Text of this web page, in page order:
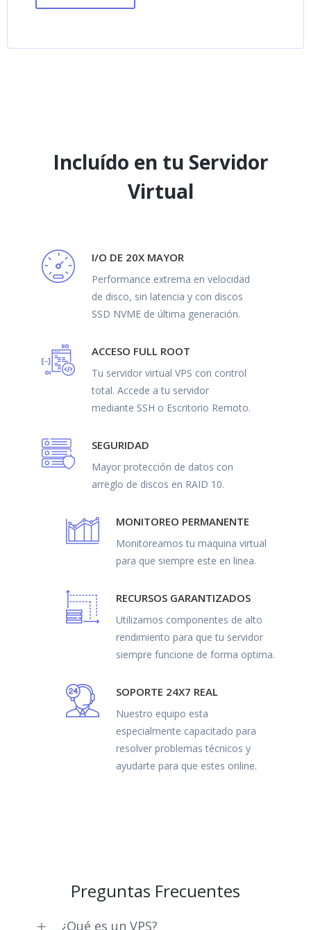
Incluído en tu Servidor
Virtual
I/O DE 20X MAYOR
Performance extrema en velocidad
de disco, sin latencia y con discos
SSD NVME de última generación.
ACCESO FULL ROOT
Tu servidor virtual VPS con control
total. Accede a tu servidor
mediante SSH o Escritorio Remoto.
SEGURIDAD
Mayor protección de datos con
arreglo de discos en RAID 10.
MONITOREO PERMANENTE
Monitoreamos tu maquina virtual
para que siempre este en linea.
RECURSOS GARANTIZADOS
Utilizamos componentes de alto
rendimiento para que tu servidor
siempre funcione de forma optima.
SOPORTE 24X7 REAL
Nuestro equipo esta
especialmente capacitado para
resolver problemas técnicos y
ayudarte para que estes online.
Preguntas Frecuentes
¿Qué es un VPS?